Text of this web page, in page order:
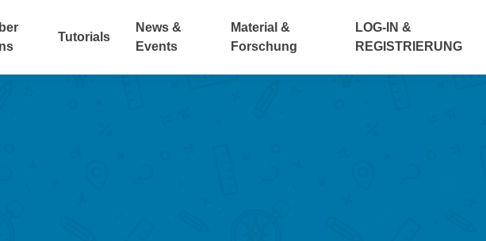
Tutorials
News &
Events
Material &
Forschung
LOG-IN &
REGISTRIERUNG